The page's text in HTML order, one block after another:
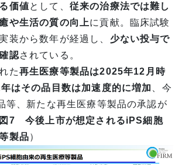
価値として、 従来の治療法では難し
や生活の質の向上に貢献。臨床試験
装から数年が経過し、 少ない投与で
認されている。
た再生医療等製品は2025年12月時
はその品目数は加速度的に増加
、今
等、新たな再生医療等製品の承認が
図7 今後上市が想定されるiPS細胞
製品）